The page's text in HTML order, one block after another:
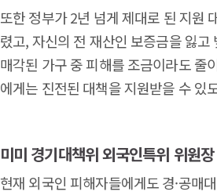
또한 정부가 2년 넘게 제대로 된 지원
렸고, 자신의 전 재산인 보증금을 잃
매각된 가구 중 피해를 조금이라도 줄
에게는 진전된 대책을 지원받을 수 있
미미 경기대책위 외국인특위 위원장
현재 외국인 피해자들에게도 경·공매